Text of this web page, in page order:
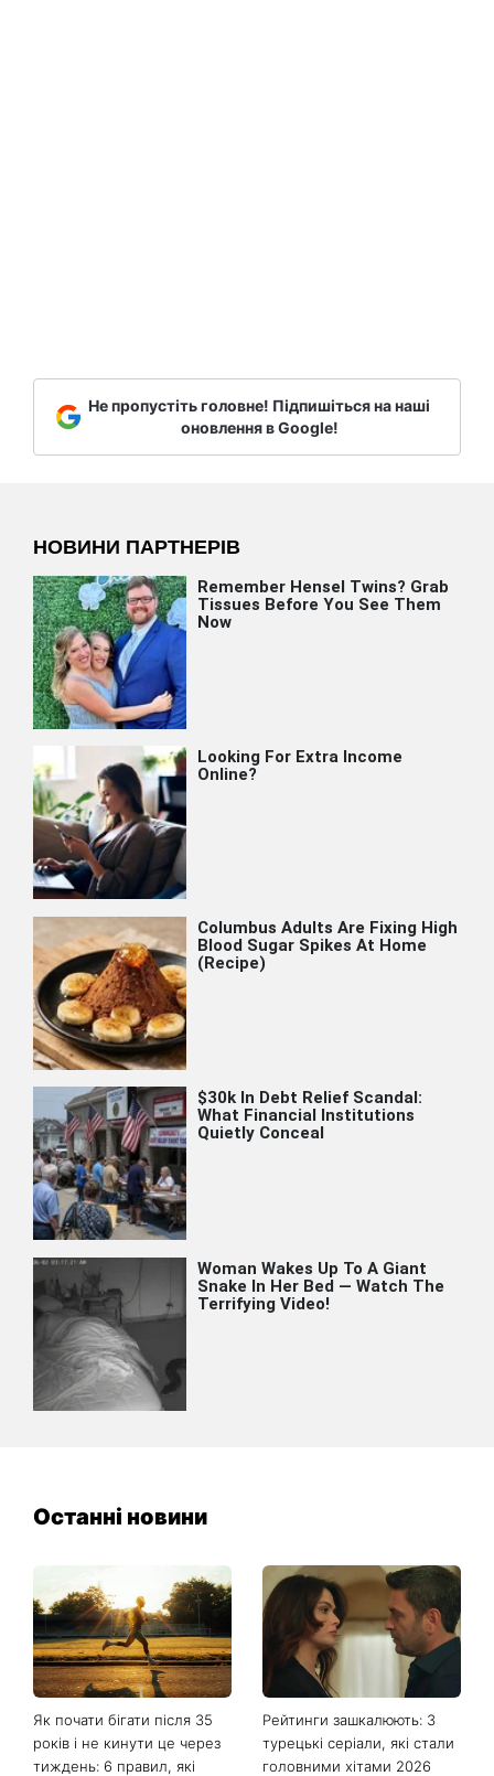
Не пропустіть головне! Підпишіться на наші
оновлення в Google!
Останні новини
Як почати бігати після 35
років і не кинути це через
тиждень: 6 правил, які
Рейтинги зашкалюють: 3
турецькі серіали, які стали
головними хітами 2026